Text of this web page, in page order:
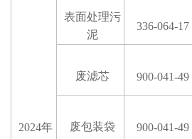
2024年
表面处理污
泥
336-064-17
废滤芯 900-041-49
废包装袋 900-041-49